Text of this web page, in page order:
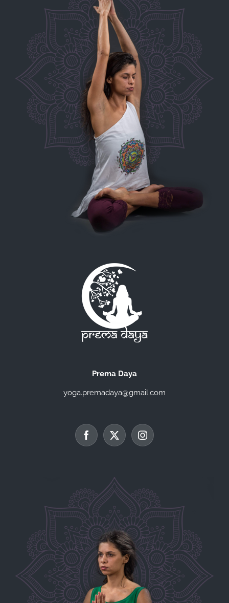
Prema Daya
yoga.premadaya@gmail.com